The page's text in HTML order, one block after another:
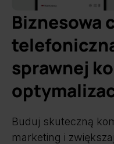
Biznesowa
sprawnej
Buduj skuteczną
marketing i